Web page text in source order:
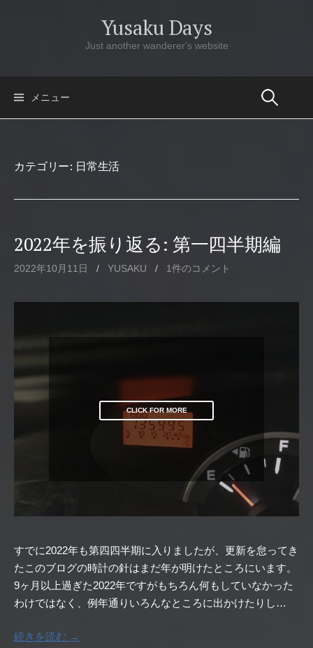
Yusaku Days
Just another wanderer's website
メニュー
カテゴリー: 日常生活
2022年を振り返る: 第一四半期編
2022年10月11日 / YUSAKU / 1件のコメント
CLICK FOR MORE
すでに2022年も第四四半期に入りましたが、更新を怠ってき
たこのブログの時計の針はまだ年が明けたところにいます。
9ヶ月以上過ぎた2022年ですがもちろん何もしていなかった
わけではなく、例年通りいろんなところに出かけたりし…
続きを読む →